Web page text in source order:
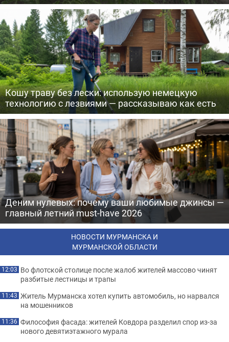
Кошу траву без лески: использую немецкую
технологию с лезвиями — рассказываю как есть
Деним нулевых: почему ваши любимые джинсы —
главный летний must-have 2026
НОВОСТИ МУРМАНСКА И
МУРМАНСКОЙ ОБЛАСТИ
12:03 Во флотской столице после жалоб жителей массово чинят
разбитые лестницы и трапы
11:43 Житель Мурманска хотел купить автомобиль, но нарвался
на мошенников
11:36 Философия фасада: жителей Ковдора разделил спор из-за
нового девятиэтажного мурала